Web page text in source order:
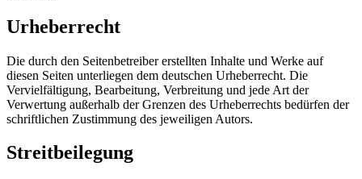
Urheberrecht
Die durch den Seitenbetreiber erstellten Inhalte und Werke auf
diesen Seiten unterliegen dem deutschen Urheberrecht. Die
Vervielfältigung, Bearbeitung, Verbreitung und jede Art der
Verwertung außerhalb der Grenzen des Urheberrechts bedürfen der
schriftlichen Zustimmung des jeweiligen Autors.
Streitbeilegung